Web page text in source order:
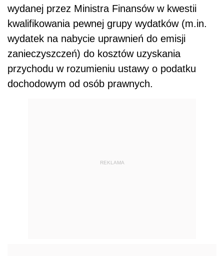
wydanej przez Ministra Finansów w kwestii
kwalifikowania pewnej grupy wydatków (m.in.
wydatek na nabycie uprawnień do emisji
zanieczyszczeń) do kosztów uzyskania
przychodu w rozumieniu ustawy o podatku
dochodowym od osób prawnych.
REKLAMA